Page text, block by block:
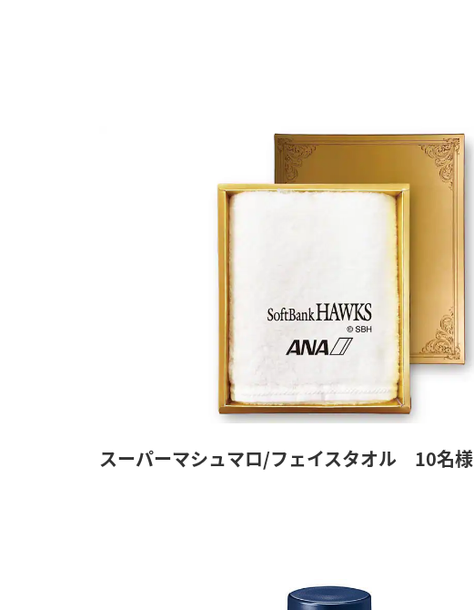
スーパーマシュマロ/フェイスタオル 10名様